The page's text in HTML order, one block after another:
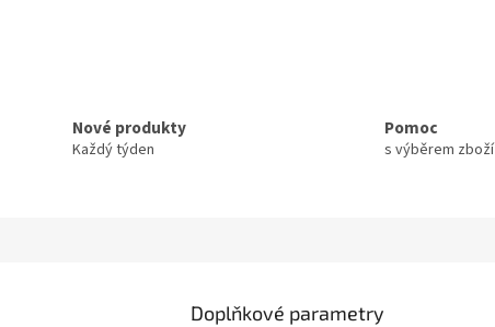
Nové produkty
Každý týden
Pomoc
s výběrem zboží
Doplňkové parametry